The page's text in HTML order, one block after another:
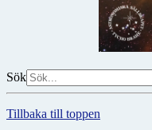
Sök
Tillbaka till toppen